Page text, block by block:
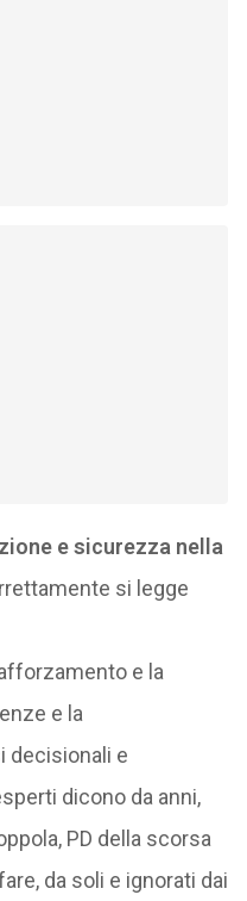
e sicurezza nella
si legge
e la
e la
decisionali e
dicono da anni,
PD della scorsa
da soli e ignorati dai